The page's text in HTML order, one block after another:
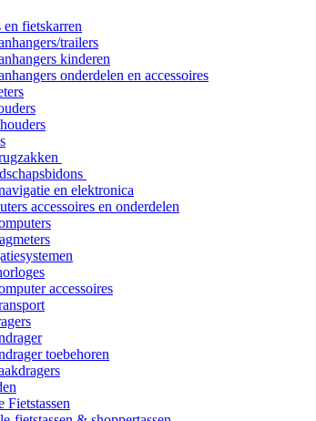
en fietskarren
trailers
kinderen
onderdelen en accessoires
en elektronica
accessoires en onderdelen
accessoires
toebehoren
Fietstassen